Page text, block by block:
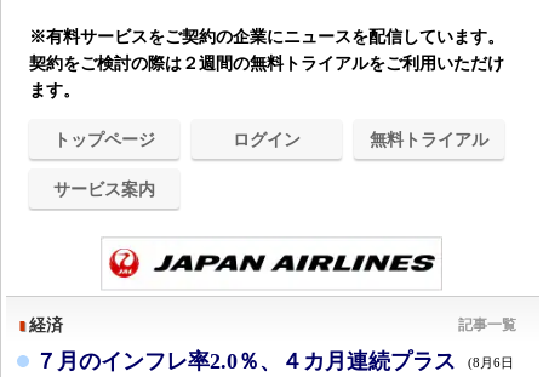
※有料サービスをご契約の企業にニュースを配信しています。
契約をご検討の際は２週間の無料トライアルをご利用いただけ
ます。
トップページ ログイン 無料トライアル
サービス案内
経済 記事一覧
７月のインフレ率2.0％、４カ月連続プラス (8月6日